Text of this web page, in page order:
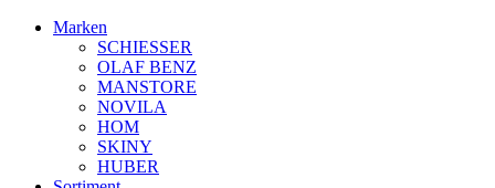
Marken
SCHIESSER
OLAF BENZ
MANSTORE
NOVILA
HOM
SKINY
HUBER